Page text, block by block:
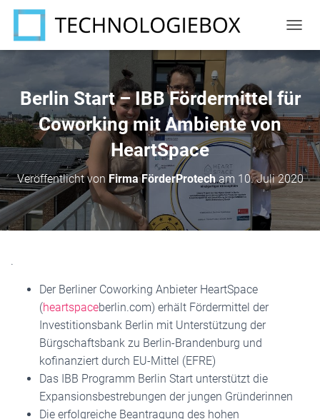
A
V
A
T
I
O
N
M
C
H
Berlin Start – IBB Fördermittel für
Coworking mit Ambiente von
HeartSpace
Veröffentlicht vonFirma FörderProtecham 10. Juli 2020
.
Der Berliner Coworking Anbieter HeartSpace
(heartspaceberlin.com) erhält Fördermittel der
Investitionsbank Berlin mit Unterstützung der
Bürgschaftsbank zu Berlin-Brandenburg und
kofinanziert durch EU-Mittel (EFRE)
Das IBB Programm Berlin Start unterstützt die
Expansionsbestrebungen der jungen Gründerinnen
Die erfolgreiche Beantragung des hohen